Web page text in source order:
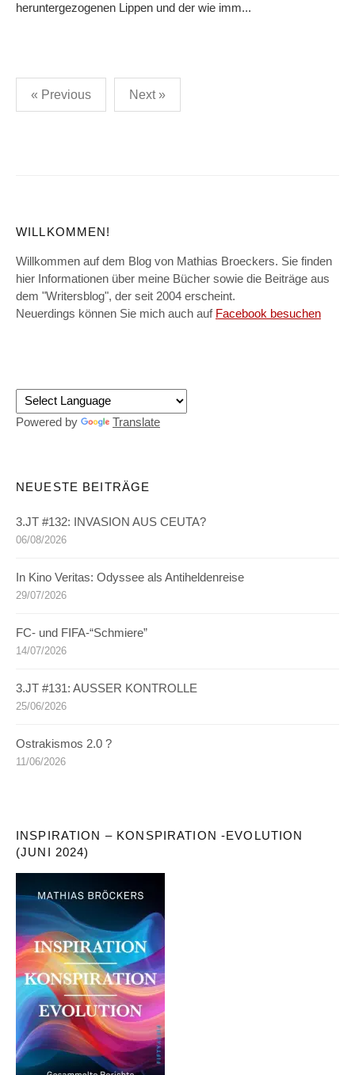
heruntergezogenen Lippen und der wie imm...
Posts
pagination
« Previous Next »
WILLKOMMEN!
Willkommen auf dem Blog von Mathias Broeckers. Sie finden
hier Informationen über meine Bücher sowie die Beiträge aus
dem "Writersblog", der seit 2004 erscheint.
Neuerdings können Sie mich auch auf Facebook besuchen
Powered by Translate
NEUESTE BEITRÄGE
3.JT #132: INVASION AUS CEUTA?
06/08/2026
In Kino Veritas: Odyssee als Antiheldenreise
29/07/2026
FC- und FIFA-“Schmiere”
14/07/2026
3.JT #131: AUSSER KONTROLLE
25/06/2026
Ostrakismos 2.0 ?
11/06/2026
INSPIRATION – KONSPIRATION -EVOLUTION
(JUNI 2024)